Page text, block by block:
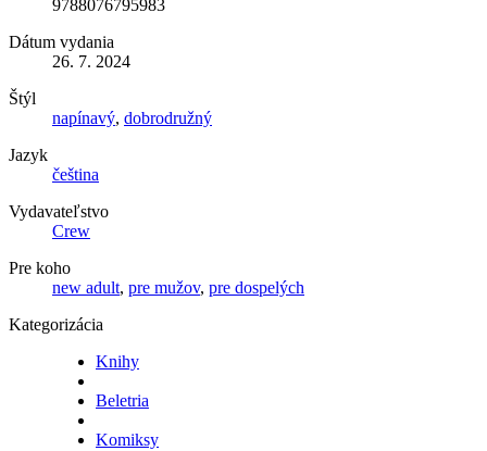
9788076795983
Dátum vydania
26. 7. 2024
Štýl
napínavý, dobrodružný
Jazyk
čeština
Vydavateľstvo
Crew
Pre koho
new adult, pre mužov, pre dospelých
Kategorizácia
Knihy
Beletria
Komiksy